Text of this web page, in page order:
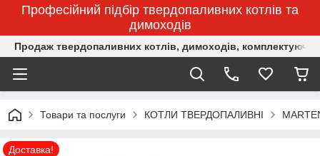
Професійний підбір твердопаливних котлів та
димоходів
Продаж твердопаливних котлів, димоходів,
Товари та послуги КОТЛИ ТВЕРДОПАЛИВНІ
Доставка!